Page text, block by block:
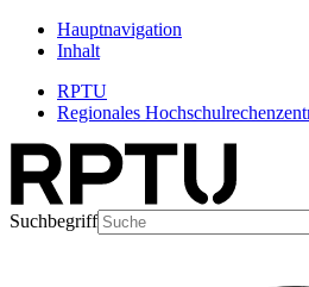
Hauptnavigation
Inhalt
RPTU
Regionales
Suchbegriff